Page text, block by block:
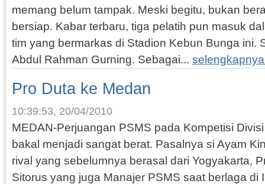
memang belum tampak. Meski begitu, bukan
bersiap. Kabar terbaru, tiga pelatih pun masuk
tim yang bermarkas di Stadion Kebun Bunga ini.
Abdul Rahman Gurning. Sebagai...
Pro Duta ke Medan
10:39:53, 20/04/2010
MEDAN-Perjuangan PSMS pada Kompetisi
bakal menjadi sangat berat. Pasalnya si Ayam
rival yang sebelumnya berasal dari Yogyakarta,
Sitorus yang juga Manajer PSMS saat berlaga di